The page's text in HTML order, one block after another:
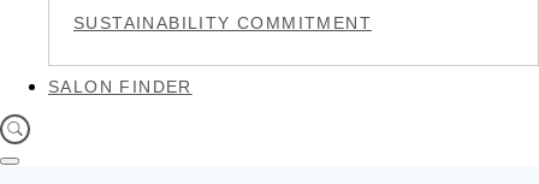
SUSTAINABILITY COMMITMENT
SALON FINDER